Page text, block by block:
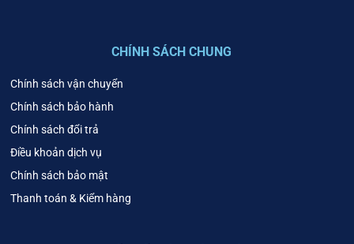
CHÍNH SÁCH CHUNG
Chính sách vận chuyển
Chính sách bảo hành
Chính sách đổi trả
Điều khoản dịch vụ
Chính sách bảo mật
Thanh toán & Kiểm hàng